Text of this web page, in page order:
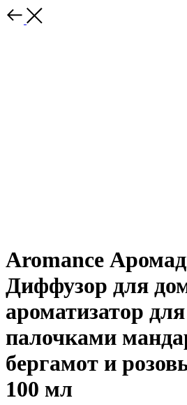
Aromance
Диффузор для
ароматизатор
палочками
бергамот и
100 мл